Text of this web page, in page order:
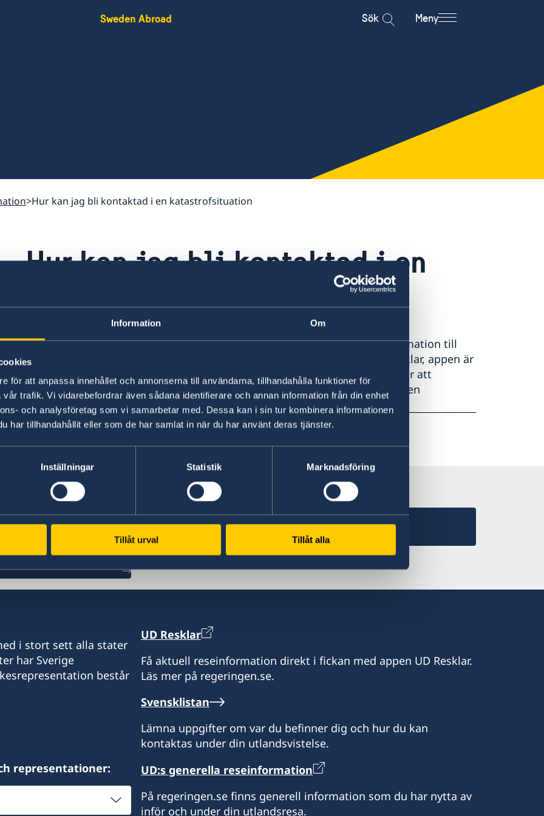
Information Om
för att anpassa innehållet och annonserna till användarna, tillhandahålla funktioner för
trafik. Vi vidarebefordrar även sådana identifierare och annan information från din enhet
och analysföretag som vi samarbetar med. Dessa kan i sin tur kombinera informationen
har tillhandahållit eller som de har samlat in när du har använt deras tjänster.
Inställningar Statistik Marknadsföring
Tillåt urval Tillåt alla
Sweden Abroad Sök Meny
Hur kan jag bli kontaktad i en katastrofsituation
Hur kan jag bli kontaktad i en
katastrofsituation?
I en kris hittar du ambassadens och Utrikesdepartementets råd och information till
svenska medborgare i
. Ladda gärna ner appen UD Resklar, appen är
direkt länkad till reseinformationen och innehåller samma information. För att
möjliggöra att bli kontaktad av ambassaden eller Utrikesdepartementet i en
krissituation kan du anmäl dig på ambassadens hemsida.
Svenska konsulat
i stort sett alla stater
har Sverige
består
representationer:
UD Resklar
Få aktuell reseinformation direkt i fickan med appen UD Resklar.
Läs mer på regeringen.se.
Svensklistan
Lämna uppgifter om var du befinner dig och hur du kan
kontaktas under din utlandsvistelse.
UD:s generella reseinformation
På regeringen.se finns generell information som du har nytta av
inför och under din utlandsresa.